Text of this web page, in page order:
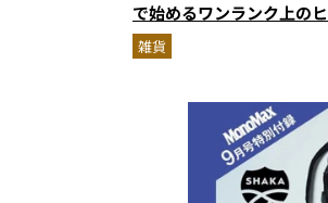
で始めるワンランク上の
慣
雑貨